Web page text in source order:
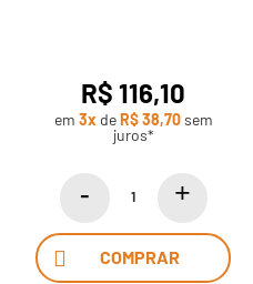
R$ 116,10
em 3x deR$ 38,70sem
juros*
COMPRAR